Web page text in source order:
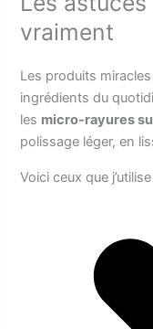
vraiment
Les produits
ingrédients du
les micro-rayures
polissage léger, en
Voici ceux que